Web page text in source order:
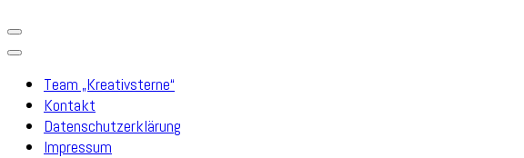
Team „Kreativsterne“
Kontakt
Datenschutzerklärung
Impressum